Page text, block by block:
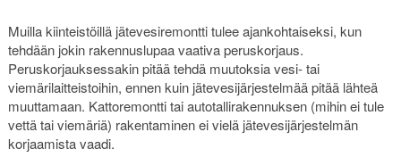
Muilla kiinteistöillä jätevesiremontti tulee ajankohtaiseksi, kun
tehdään jokin rakennuslupaa vaativa peruskorjaus.
Peruskorjauksessakin pitää tehdä muutoksia vesi- tai
viemärilaitteistoihin, ennen kuin jätevesijärjestelmää pitää lähteä
muuttamaan. Kattoremontti tai autotallirakennuksen (mihin ei tule
vettä tai viemäriä) rakentaminen ei vielä jätevesijärjestelmän
korjaamista vaadi.